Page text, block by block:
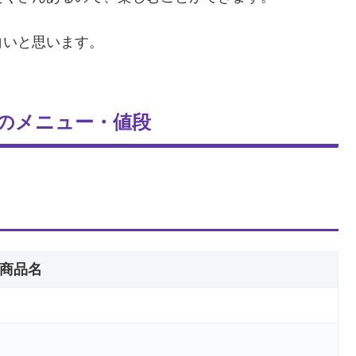
と思います。
メニュー・値段
商品名